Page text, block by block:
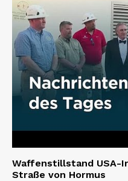
Waffenstillstand USA-
Straße von Hormus